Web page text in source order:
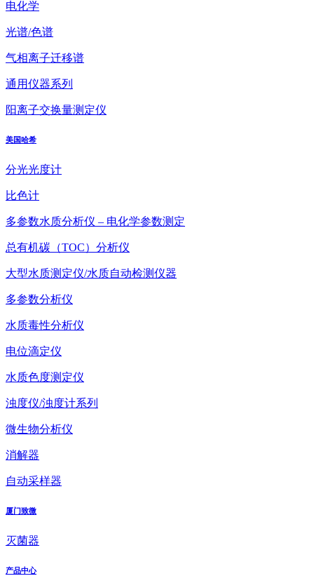
电化学
光谱/色谱
气相离子迁移谱
通用仪器系列
阳离子交换量测定仪
美国哈希
分光光度计
比色计
多参数水质分析仪 – 电化学参数测定
总有机碳（TOC）分析仪
大型水质测定仪/水质自动检测仪器
多参数分析仪
水质毒性分析仪
电位滴定仪
水质色度测定仪
浊度仪/浊度计系列
微生物分析仪
消解器
自动采样器
厦门致微
灭菌器
产品中心